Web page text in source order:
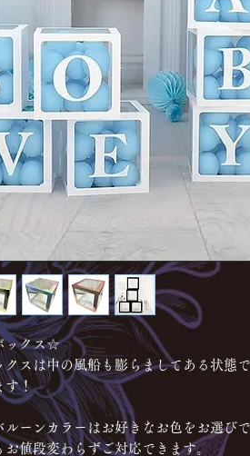
ックス☆
クスは中の風船も膨らましてある状態
す！
ーンカラーはお好きなお色をお選びで
値段変わらずご対応できます。